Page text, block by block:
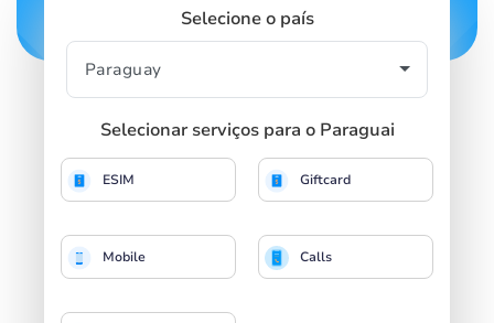
Selecione o país
Selecionar serviços para o Paraguai
ESIM Giftcard
Mobile Calls